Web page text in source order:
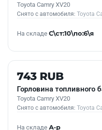
Toyota Camry XV20
Снято с автомобиля: Toyota
На складе С\ст:10\по:6\я
Б/У В НАЛИЧИИ
743 RUB
Горловина топливного
Toyota Camry XV20
Снято с автомобиля: Toyota
На складе А-р